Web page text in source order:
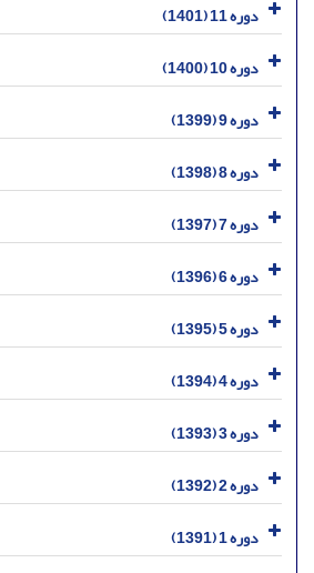
دوره 11 (1401)
دوره 10 (1400)
دوره 9 (1399)
دوره 8 (1398)
دوره 7 (1397)
دوره 6 (1396)
دوره 5 (1395)
دوره 4 (1394)
دوره 3 (1393)
دوره 2 (1392)
دوره 1 (1391)